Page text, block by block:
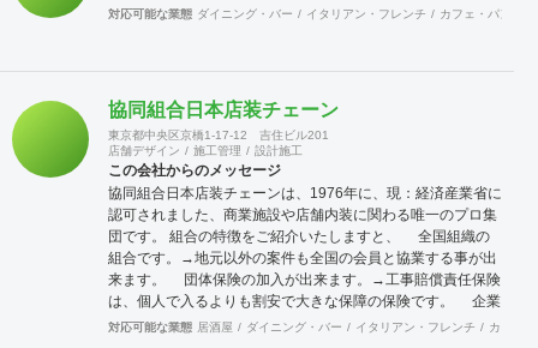
対応可能な業態 ダイニング・バー イタリアン・フレンチ カフェ・パン・ケ
協同組合日本店装チェーン
東京都中央区京橋1-17-12 吉住ビル201
店舗デザイン
施工管理 設計施工
この会社からのメッセージ
協同組合日本店装チェーンは、1976年に、現：経済産業省に
認可されました、商業施設や店舗内装に関わる唯一のプロ集
団です。 組合の特徴をご紹介いたしますと、 全国組織の
組合です。→地元以外の案件も全国の会員と協業する事が出
来ます。 団体保険の加入が出来ます。→工事賠償責任保険
は、個人で入るよりも割安で大きな保障の保険です。 企業
訪問活動（クリニック）→会員企業を訪問し、その強みや仕
対応可能な業態 居酒屋 ダイニング・バー イタリアン・フレンチ カフェ